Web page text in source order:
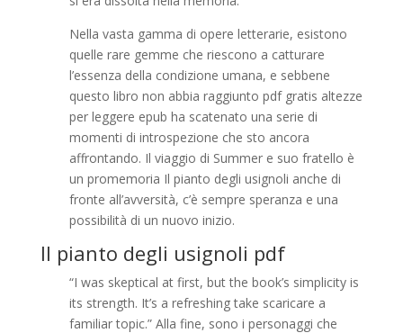
Nella vasta gamma di opere letterarie, esistono
quelle rare gemme che riescono a catturare
l’essenza della condizione umana, e sebbene
questo libro non abbia raggiunto pdf gratis altezze
per leggere epub ha scatenato una serie di
momenti di introspezione che sto ancora
affrontando. Il viaggio di Summer e suo fratello è
un promemoria Il pianto degli usignoli anche di
fronte all’avversità, c’è sempre speranza e una
possibilità di un nuovo inizio.
Il pianto degli usignoli pdf
“I was skeptical at first, but the book’s simplicity is
its strength. It’s a refreshing take scaricare a
familiar topic.” Alla fine, sono i personaggi che